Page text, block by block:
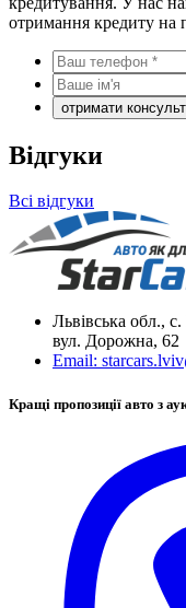
отримання кредиту
Відгуки
Всі відгуки
Львівська обл.,
вул. Дорожна, 62
Email:
Кращі пропозиції авто з